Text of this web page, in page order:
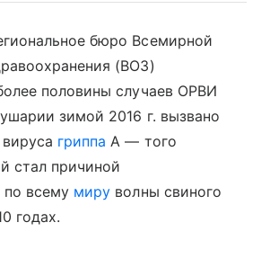
бюро Всемирной
(ВОЗ)
половины случаев ОРВИ
зимой 2016 г. вызвано
гриппа А — того
стал причиной
по всему миру волны свиного
годах.